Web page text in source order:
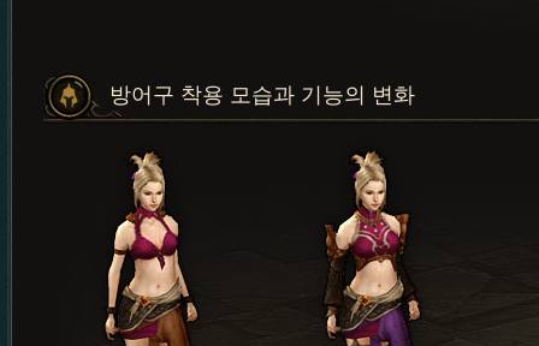
방어구 착용 모습과 기능의 변화